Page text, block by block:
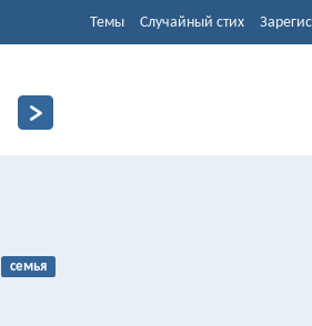
Темы Случайный стих
семья